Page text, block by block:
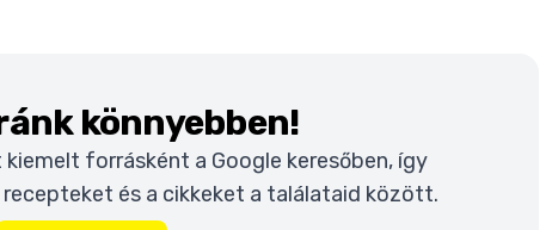
könnyebben!
forrásként a Google keresőben, így
és a cikkeket a találataid között.